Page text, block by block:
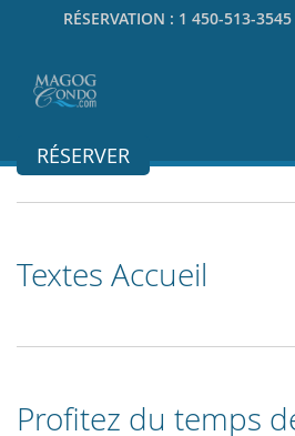
RÉSERVATION : 1 450-513-3545
RÉSERVER
Textes Accueil
Profitez du temps